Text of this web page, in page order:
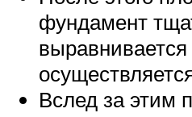
фундамент
выравнивается
Вслед за этим